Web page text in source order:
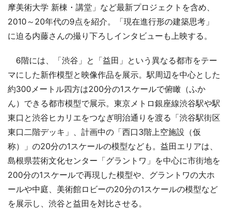
摩美術大学 新棟・講堂」など最新プロジェクトを含め、
2010～20年代の9点を紹介。「現在進行形の建築思考」
に迫る内藤さんの撮り下ろしインタビューも上映する。
6階には、「渋谷」と「益田」という異なる都市をテー
マにした新作模型と映像作品を展示。駅周辺を中心とした
約300メートル四方は200分の1スケールで俯瞰（ふか
ん）できる都市模型で展示。東京メトロ銀座線渋谷駅や駅
東口と渋谷ヒカリエをつなぎ明治通りを渡る「渋谷駅街区
東口二階デッキ」、計画中の「西口3階上空施設（仮
称）」の20分の1スケールの模型なども。益田エリアは、
島根県芸術文化センター「グラントワ」を中心に市街地を
200分の1スケールで再現した模型や、グラントワの大ホ
ールや中庭、美術館ロビーの20分の1スケールの模型など
を展示し、渋谷と益田を対比させる。